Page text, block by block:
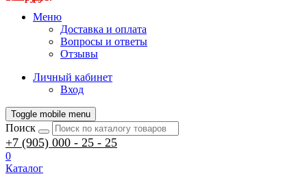
Меню
Доставка и оплата
Вопросы и ответы
Отзывы
Личный кабинет
Вход
Toggle mobile menu
Поиск
+7 (905) 000 - 25 - 25
0
Каталог